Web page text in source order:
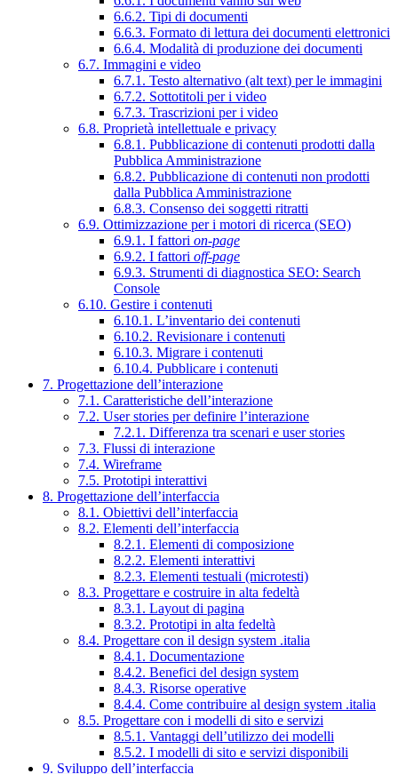
6.6.2. Tipi di documenti
6.6.3. Formato di lettura dei documenti elettronici
6.6.4. Modalità di produzione dei documenti
6.7. Immagini e video
6.7.1. Testo alternativo (alt text) per le immagini
6.7.2. Sottotitoli per i video
6.7.3. Trascrizioni per i video
6.8. Proprietà intellettuale e privacy
6.8.1. Pubblicazione di contenuti prodotti dalla
Pubblica Amministrazione
6.8.2. Pubblicazione di contenuti non prodotti
dalla Pubblica Amministrazione
6.8.3. Consenso dei soggetti ritratti
6.9. Ottimizzazione per i motori di ricerca (SEO)
6.9.1. I fattori on-page
6.9.2. I fattori off-page
6.9.3. Strumenti di diagnostica SEO: Search
Console
6.10. Gestire i contenuti
6.10.1. L’inventario dei contenuti
6.10.2. Revisionare i contenuti
6.10.3. Migrare i contenuti
6.10.4. Pubblicare i contenuti
7. Progettazione dell’interazione
7.1. Caratteristiche dell’interazione
7.2. User stories per definire l’interazione
7.2.1. Differenza tra scenari e user stories
7.3. Flussi di interazione
7.4. Wireframe
7.5. Prototipi interattivi
8. Progettazione dell’interfaccia
8.1. Obiettivi dell’interfaccia
8.2. Elementi dell’interfaccia
8.2.1. Elementi di composizione
8.2.2. Elementi interattivi
8.2.3. Elementi testuali (microtesti)
8.3. Progettare e costruire in alta fedeltà
8.3.1. Layout di pagina
8.3.2. Prototipi in alta fedeltà
8.4. Progettare con il design system .italia
8.4.1. Documentazione
8.4.2. Benefici del design system
8.4.3. Risorse operative
8.4.4. Come contribuire al design system .italia
8.5. Progettare con i modelli di sito e servizi
8.5.1. Vantaggi dell’utilizzo dei modelli
8.5.2. I modelli di sito e servizi disponibili
9. Sviluppo dell’interfaccia